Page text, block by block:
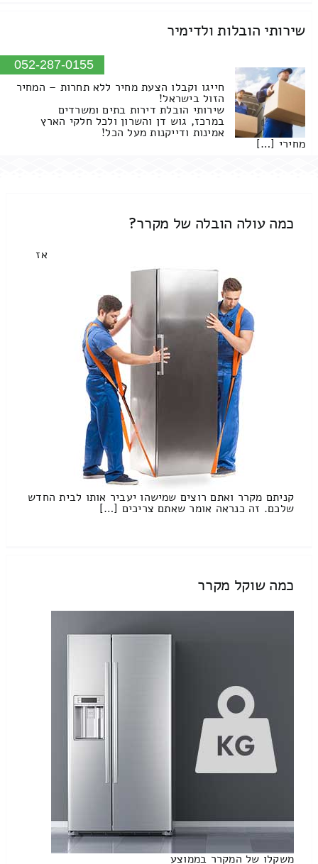
שירותי הובלות ולדימיר
052-287-0155
חייגו וקבלו הצעת מחיר ללא תחרות – המחיר
הזול בישראל!
שירותי הובלת דירות בתים ומשרדים
במרכז, גוש דן והשרון ולכל חלקי הארץ
אמינות ודייקנות מעל הכל!
מחירי […]
כמה עולה הובלה של מקרר?
אז
קניתם מקרר ואתם רוצים שמישהו יעביר אותו לבית החדש
שלכם. זה כנראה אומר שאתם צריכים […]
כמה שוקל מקרר
משקלו של המקרר בממוצע